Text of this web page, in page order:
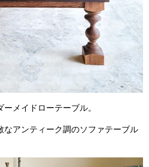
メイドローテーブル。
アンティーク調のソファテーブル